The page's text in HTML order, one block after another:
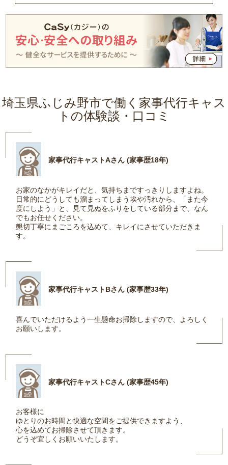
埼玉県ふじみ野市で働く家事代行キャス
トの体験談・口コミ
家事代行キャストAさん (家事歴18年)
お家のなかがキレイだと、気持ちまですっきりしますよね。
日常的にどうしても溜まってしまう埃や汚れから、「また今
度にしよう」と、見て見ぬをふりをしている部分まで、なん
でもお任せください。
懇切丁寧にまごころを込めて、キレイにさせていただきま
す。
家事代行キャストBさん (家事歴33年)
喜んでいただけるよう一生懸命お掃除しますので、よろしく
お願いします。
家事代行キャストCさん (家事歴45年)
お客様に
ゆとりのお時間と快適な空間をご提供できますよう、
心を込めてお掃除させて頂きます。
どうぞ宜しくお願いいたします。